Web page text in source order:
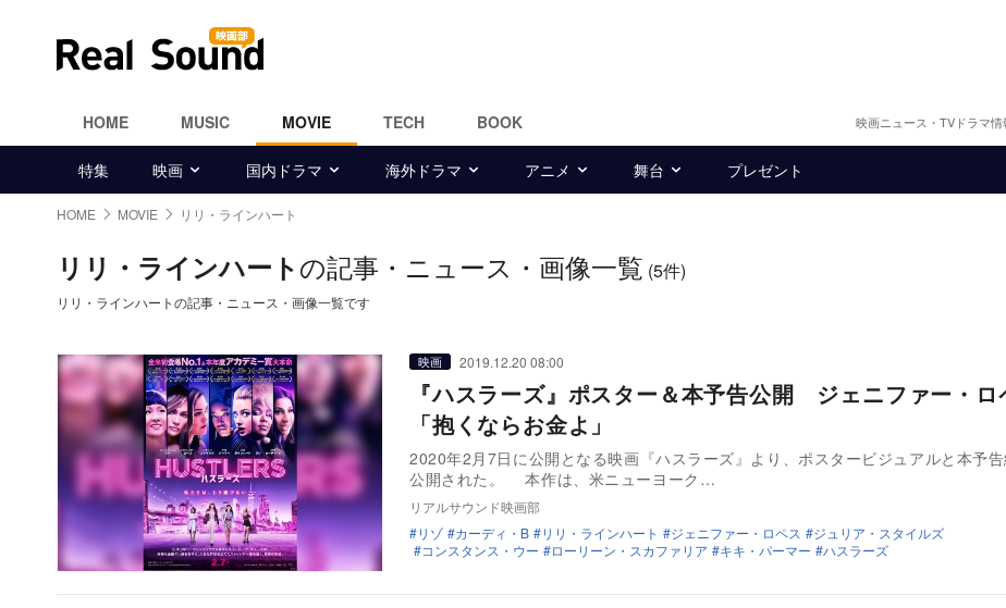
HOME MUSIC MOVIE TECH BOOK 映画ニュース・TVドラマ
特集 映画 国内ドラマ 海外ドラマ アニメ 舞台 プレゼント
HOME MOVIE リリ・ラインハート
リリ・ラインハートの記事・ニュース・画像一覧 (5件)
リリ・ラインハートの記事・ニュース・画像一覧です
映画 2019.12.20 08:00
『ハスラーズ』ポスター＆本予告公開 ジェニファー・ロ
「抱くならお金よ」
2020年2月7日に公開となる映画『ハスラーズ』より、ポスタービジュアルと本予
公開された。 本作は、米ニューヨーク…
リアルサウンド映画部
リゾ
カーディ・B リリ・ラインハート ジェニファー・ロペス
ジュリア・スタイルズ
コンスタンス・ウー
ローリーン・スカファリア キキ・パーマー ハスラーズ